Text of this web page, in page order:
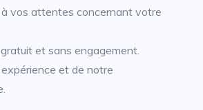
vos attentes concernant votre
et sans engagement.
et de notre